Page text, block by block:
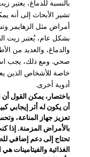
بالنسبة للدماغ،
تشير الأبحاث إلى أنه
أمراض مثل الزهايمر
بشكل عام، يُعتبر زيت
والدماغ، والعديد من
صحي. ومع ذلك، يجب
خاصة للأشخاص الذين
أدوية أخرى.
باختصار، يمكن القول
أن يكون له أثر إيجابي
تعزيز جهاز المناعة،
بالأمراض المزمنة. إذا
تحتاج إلى دعم إضافي
الغذائية والفيتامينات